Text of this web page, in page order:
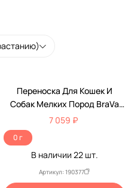
Переноска Для Кошек И
Собак Мелких Пород BraVa
(Брава) 76,5*46,5*53,8см
D781# Вв-А2-926 /3/
7 059 ₽
0 г
В наличии 22шт.
Артикул: 190377